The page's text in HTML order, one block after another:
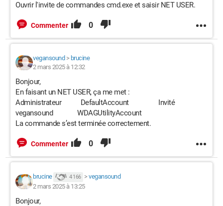
Ouvrir l'invite de commandes cmd.exe et saisir NET USER.
Commenter 0
vegansound > brucine
2 mars 2025 à 12:32
Bonjour,
En faisant un NET USER, ça me met :
Administrateur DefaultAccount Invité
vegansound WDAGUtilityAccount
La commande s’est terminée correctement.
Commenter 0
brucine 4 166 > vegansound
2 mars 2025 à 13:25
Bonjour,